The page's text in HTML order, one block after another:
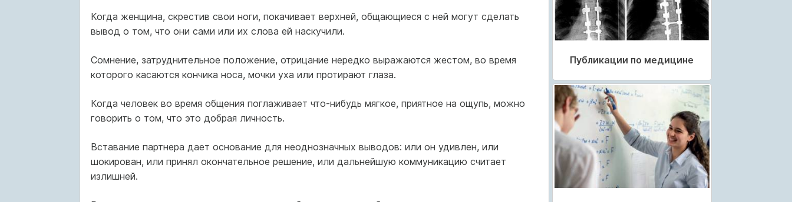
Когда женщина, скрестив свои ноги, покачивает верхней, общающиеся с ней могут сделать
вывод о том, что они сами или их слова ей наскучили.
Сомнение, затруднительное положение, отрицание нередко выражаются жестом, во время
которого касаются кончика носа, мочки уха или протирают глаза.
Когда человек во время общения поглаживает что-нибудь мягкое, приятное на ощупь, можно
говорить о том, что это добрая личность.
Вставание партнера дает основание для неоднозначных выводов: или он удивлен, или
шокирован, или принял окончательное решение, или дальнейшую коммуникацию считает
излишней.
Публикации по медицине